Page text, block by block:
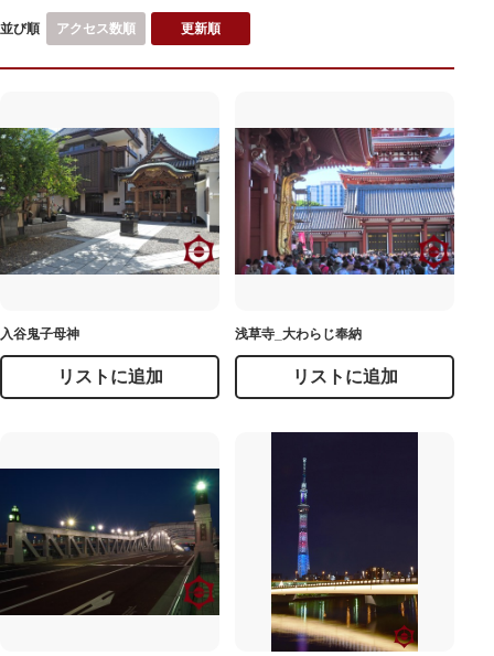
並び順 アクセス数順 更新順
入谷鬼子母神
リストに追加
浅草寺_大わらじ奉納
リストに追加